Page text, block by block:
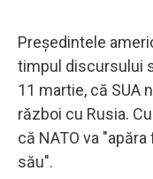
Președintele
timpul discursului
11 martie, că SUA
război cu Rusia.
că NATO va
său".